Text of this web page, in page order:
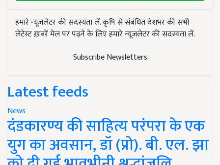
हमारे न्यूज़लेटर की सदस्यता लें. कृषि से संबंधित देशभर की सभी
लेटेस्ट ख़बरें मेल पर पढ़ने के लिए हमारे न्यूज़लेटर की सदस्यता लें.
Subscribe Newsletters
Latest feeds
News
दंडकारण्य की साहित्य परंपरा के एक
युग का अवसान, डॉ (प्रो). बी. एल. झा